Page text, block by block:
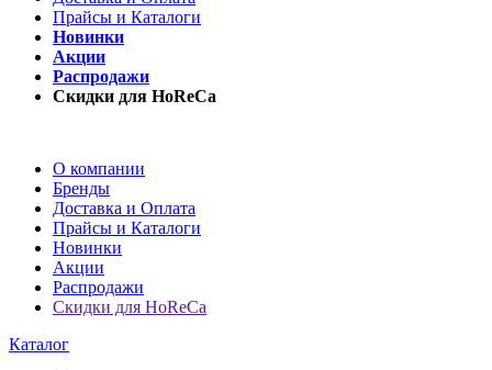
Прайсы и Каталоги
Новинки
Акции
Распродажи
Скидки для HoReCa
О компании
Бренды
Доставка и Оплата
Прайсы и Каталоги
Новинки
Акции
Распродажи
Скидки для HoReCa
Каталог